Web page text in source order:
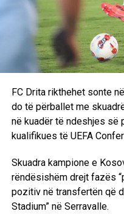
FC Drita rikthehet sonte
do të përballet me
në kuadër të ndeshjes së
kualifikues të UEFA
Skuadra kampione e
rëndësishëm drejt fazës
pozitiv në transfertën që
Stadium” në Serravalle.